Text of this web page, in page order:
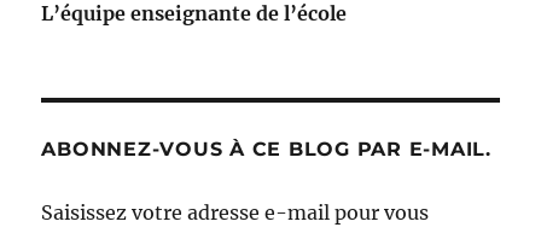
L’équipe enseignante de l’école
ABONNEZ-VOUS À CE BLOG PAR E-MAIL.
Saisissez votre adresse e-mail pour vous